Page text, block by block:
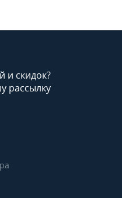
и скидок?
рассылку